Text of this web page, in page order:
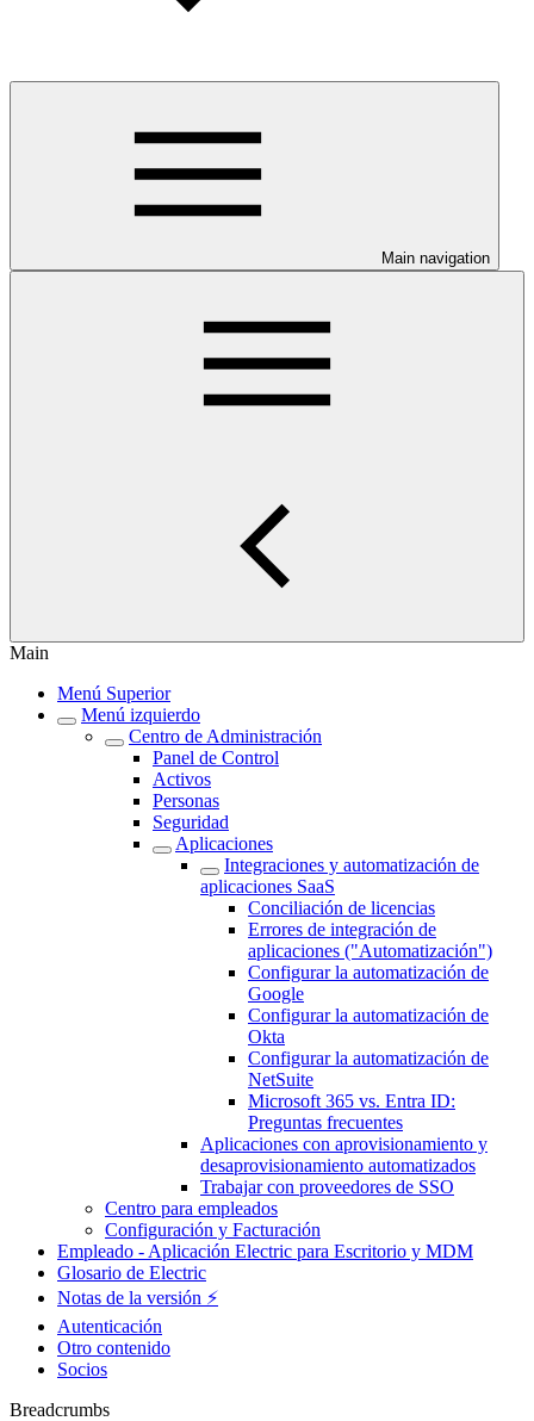
Main navigation
Main
Menú Superior
Menú izquierdo
Centro de Administración
Panel de Control
Activos
Personas
Seguridad
Aplicaciones
Integraciones y automatización de
aplicaciones SaaS
Conciliación de licencias
Errores de integración de
aplicaciones ("Automatización")
Configurar la automatización de
Google
Configurar la automatización de
Okta
Configurar la automatización de
NetSuite
Microsoft 365 vs. Entra ID:
Preguntas frecuentes
Aplicaciones con aprovisionamiento y
desaprovisionamiento automatizados
Trabajar con proveedores de SSO
Centro para empleados
Configuración y Facturación
Empleado - Aplicación Electric para Escritorio y MDM
Glosario de Electric
Notas de la versión ⚡️
Autenticación
Otro contenido
Socios
Breadcrumbs